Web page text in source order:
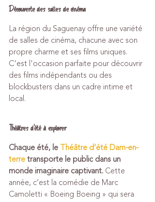
Découverte des salles de cinéma
La région du Saguenay offre une variété
de salles de cinéma, chacune avec son
propre charme et ses films uniques.
C'est l'occasion parfaite pour découvrir
des films indépendants ou des
blockbusters dans un cadre intime et
local.
Théâtres d'été à explorer
Chaque été, le Théâtre d’été Dam-en-
terre transporte le public dans un
monde imaginaire captivant. Cette
année, c’est la comédie de Marc
Camoletti « Boeing Boeing » qui sera